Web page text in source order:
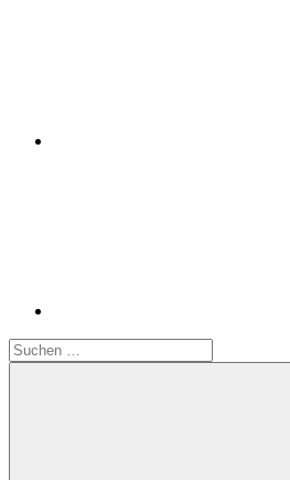
Suchen
nach: